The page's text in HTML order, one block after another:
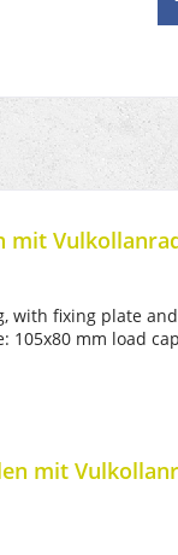
fixing plate
mm load
mit